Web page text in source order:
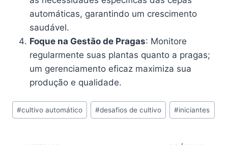
automáticas, garantindo um crescimento
saudável.
Foque na Gestão de Pragas: Monitore
regularmente suas plantas quanto a pragas;
um gerenciamento eficaz maximiza sua
produção e qualidade.
Tags
do
#cultivo automático #desafios de cultivo #iniciantes